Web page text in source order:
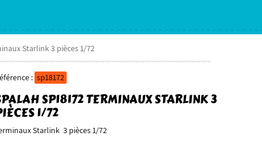
Starlink 3 pièces 1/72
: sp18172
SP18172 TERMINAUX STARLINK 3
1/72
Starlink 3 pièces 1/72